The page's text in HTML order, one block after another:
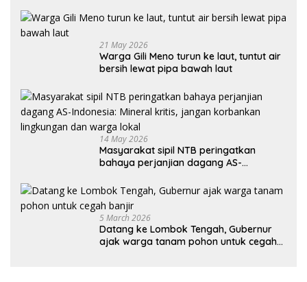
21 May 2026
Warga Gili Meno turun ke laut, tuntut air
bersih lewat pipa bawah laut
14 May 2026
Masyarakat sipil NTB peringatkan
bahaya perjanjian dagang AS-
korbankan lingkungan dan warga lokal
5 March 2026
Datang ke Lombok Tengah, Gubernur
ajak warga tanam pohon untuk cegah